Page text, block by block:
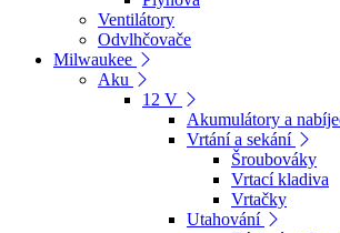
Ventilátory
Odvlhčovače
Milwaukee
Aku
12 V
Akumulátory a
Vrtání a sekání
Šroubováky
Vrtací kladiva
Vrtačky
Utahování